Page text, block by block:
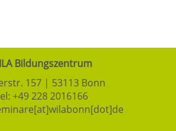
Bildungszentrum
157 | 53113 Bonn
+49 228 2016166